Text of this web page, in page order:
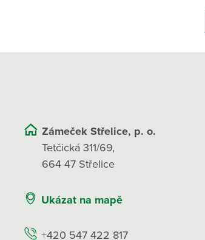
Zámeček Střelice, p. o.
Tetčická 311/69,
664 47 Střelice
Ukázat na mapě
+420 547 422 817